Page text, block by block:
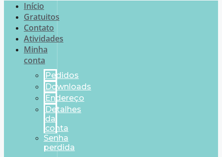
Início
Gratuitos
Contato
Atividades
Minha
conta
Pedidos
Downloads
Endereço
Detalhes
da
conta
Senha
perdida